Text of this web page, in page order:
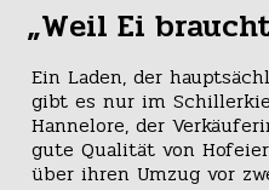
„Weil Ei
Ein Laden, der
gibt es nur im
Hannelore, der
gute Qualität von
über ihren Umzug vor